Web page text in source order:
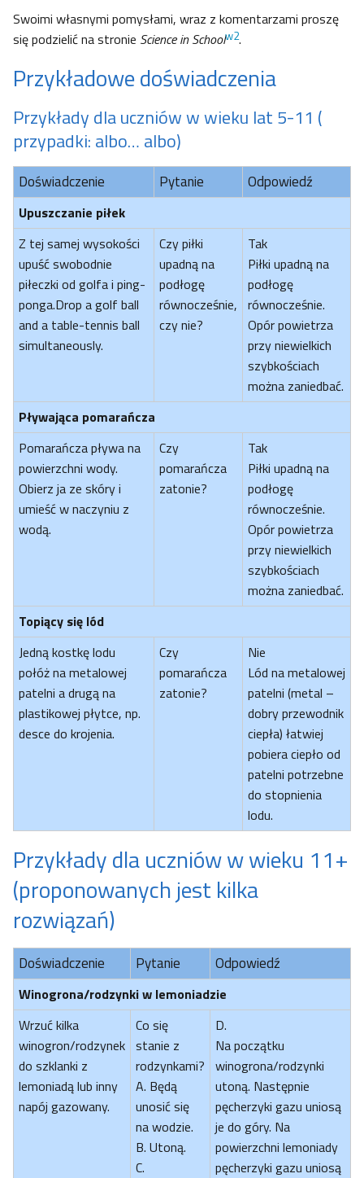
Swoimi własnymi pomysłami, wraz z komentarzami proszę
się podzielić na stronie Science in Schoolw2.
Przykładowe doświadczenia
Przykłady dla uczniów w wieku lat 5-11 (
przypadki: albo… albo)
Doświadczenie Pytanie Odpowiedź
Upuszczanie piłek
Z tej samej wysokości
upuść swobodnie
piłeczki od golfa i ping-
ponga.Drop a golf ball
and a table-tennis ball
simultaneously.
Czy piłki
upadną na
podłogę
równocześnie,
czy nie?
Tak
Piłki upadną na
podłogę
równocześnie.
Opór powietrza
przy niewielkich
szybkościach
można zaniedbać.
Pływająca pomarańcza
Pomarańcza pływa na
powierzchni wody.
Obierz ja ze skóry i
umieść w naczyniu z
wodą.
Czy
pomarańcza
zatonie?
Tak
Piłki upadną na
podłogę
równocześnie.
Opór powietrza
przy niewielkich
szybkościach
można zaniedbać.
Topiący się lód
Jedną kostkę lodu
połóż na metalowej
patelni a drugą na
plastikowej płytce, np.
desce do krojenia.
Czy
pomarańcza
zatonie?
Nie
Lód na metalowej
patelni (metal –
dobry przewodnik
ciepła) łatwiej
pobiera ciepło od
patelni potrzebne
do stopnienia
lodu.
Przykłady dla uczniów w wieku 11+
(proponowanych jest kilka
rozwiązań)
Doświadczenie Pytanie Odpowiedź
Winogrona/rodzynki w lemoniadzie
Wrzuć kilka
winogron/rodzynek
do szklanki z
lemoniadą lub inny
napój gazowany.
Co się
stanie z
rodzynkami?
A. Będą
unosić się
na wodzie.
B. Utoną.
C.
D.
Na początku
winogrona/rodzynki
utoną. Następnie
pęcherzyki gazu uniosą
je do góry. Na
powierzchni lemoniady
pęcherzyki gazu uniosą